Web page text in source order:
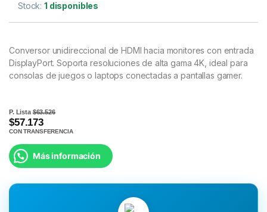
Stock:1 disponibles
Conversor unidireccional de HDMI hacia monitores con entrada
DisplayPort. Soporta resoluciones de alta gama 4K, ideal para
consolas de juegos o laptops conectadas a pantallas gamer.
P. Lista$63.526
$57.173
CON TRANSFERENCIA
Más información